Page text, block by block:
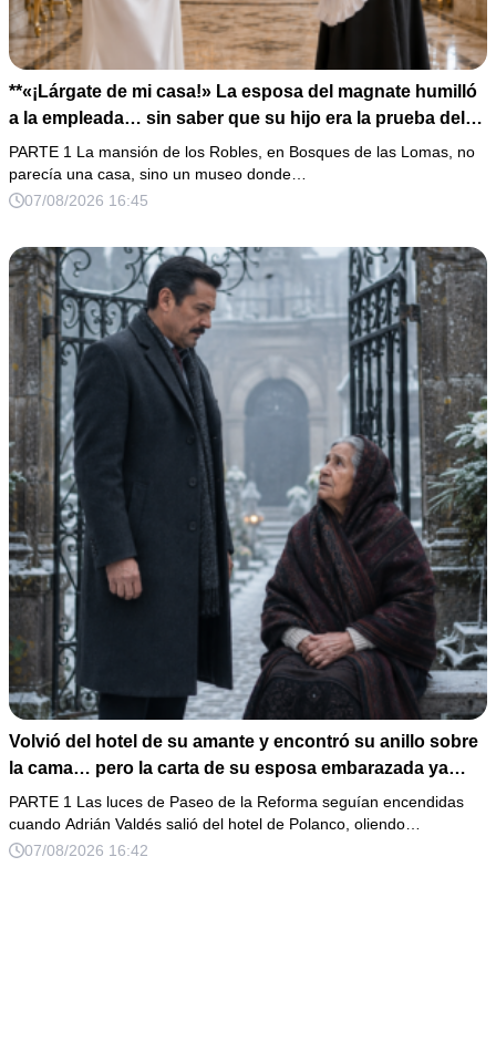
**«¡Lárgate de mi casa!» La esposa del magnate humilló
a la empleada… sin saber que su hijo era la prueba del
secreto que todos habían enterrado*
PARTE 1 La mansión de los Robles, en Bosques de las Lomas, no
parecía una casa, sino un museo donde…
07/08/2026 16:45
Volvió del hotel de su amante y encontró su anillo sobre
la cama… pero la carta de su esposa embarazada ya
había puesto en marcha su ruina
PARTE 1 Las luces de Paseo de la Reforma seguían encendidas
cuando Adrián Valdés salió del hotel de Polanco, oliendo…
07/08/2026 16:42